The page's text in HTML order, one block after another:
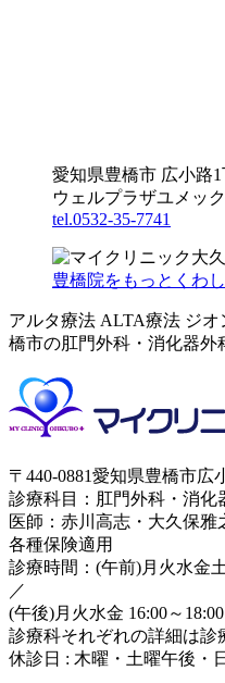
愛知県豊橋市 広小路
ウェルプラザユメッ
tel.0532-35-7741
豊橋院をもっとくわし
アルタ療法 ALTA療法 ジ
橋市の肛門外科・消化器外
〒440-0881愛知県豊橋市
診療科目：肛門外科・消化
医師：赤川高志・大久保雅
各種保険適用
診療時間：(午前)月火水金
／
(午後)月火水金 16:00～18:00
診療科それぞれの詳細は診
休診日 : 木曜・土曜午後・